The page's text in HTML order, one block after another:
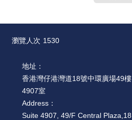
瀏覽人次 1530
地址：
香港灣仔港灣道18號中環廣場49樓
4907室
Address：
Suite 4907, 49/F Central Plaza,18